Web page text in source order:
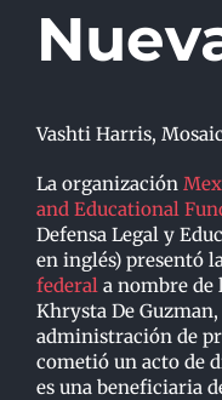
Vashti Harris,
La organización
and Educational
Defensa Legal y
en inglés) presentó
federal a nombre de
Khrysta De
administración de
cometió un acto de
es una beneficiaria